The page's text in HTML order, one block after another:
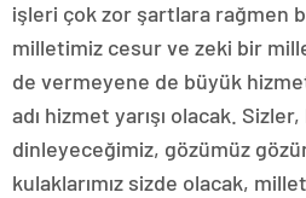
işleri çok zor şartlara rağmen
milletimiz cesur ve zeki bir
de vermeyene de büyük
adı hizmet yarışı olacak.
dinleyeceğimiz, gözümüz
kulaklarımız sizde olacak,